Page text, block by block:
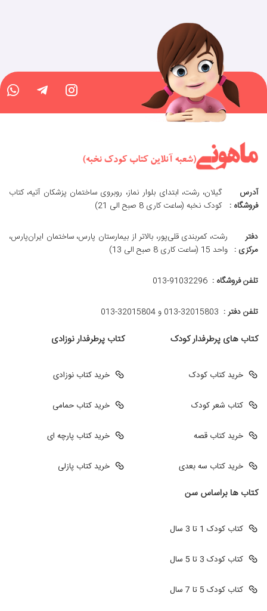
آدرس
فروشگاه :
گیلان، رشت، ابتدای بلوار نماز، روبروی ساختمان پزشکان آتیه، کتاب
کودک نخبه (ساعت کاری 8 صبح الی 21)
دفتر
مرکزی :
رشت، کمربندی قلی‌پور، بالاتر از بیمارستان پارس، ساختمان ایران‌پارس،
واحد 15 (ساعت کاری 8 صبح الی 13)
تلفن فروشگاه : 013-91032296
تلفن دفتر : 013-32015803 و 32015804-013
کتاب های پرطرفدار کودک
خرید کتاب کودک
کتاب شعر کودک
خرید کتاب قصه
خرید کتاب سه بعدی
کتاب پرطرفدار نوزادی
خرید کتاب نوزادی
خرید کتاب حمامی
خرید کتاب پارچه ای
خرید کتاب پازلی
کتاب ها براساس سن
کتاب کودک 1 تا 3 سال
کتاب کودک 3 تا 5 سال
کتاب کودک 5 تا 7 سال